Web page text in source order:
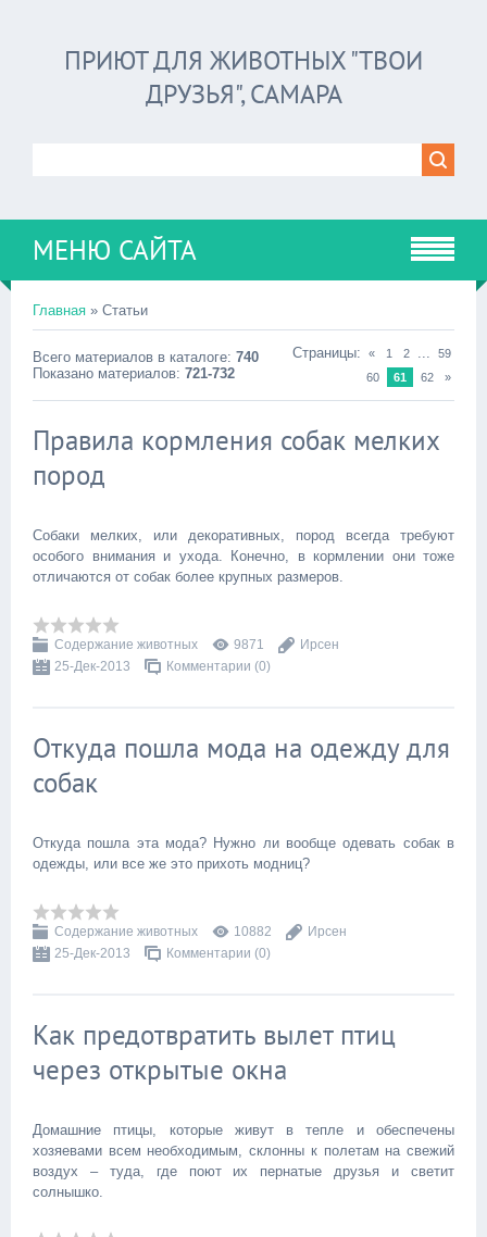
ПРИЮТ ДЛЯ ЖИВОТНЫХ "ТВОИ
ДРУЗЬЯ", САМАРА
МЕНЮ САЙТА
Главная » Статьи
Всего материалов в каталоге: 740
Показано материалов: 721-732
Страницы: « 1 2 ...
59
60
61 62 »
Правила кормления собак мелких
пород
Собаки мелких, или декоративных, пород всегда требуют
особого внимания и ухода. Конечно, в кормлении они тоже
отличаются от собак более крупных размеров.
Содержание животных 9871
Ирсен
25-Дек-2013
Комментарии (0)
Откуда пошла мода на одежду для
собак
Откуда пошла эта мода? Нужно ли вообще одевать собак в
одежды, или все же это прихоть модниц?
Содержание животных 10882
Ирсен
25-Дек-2013
Комментарии (0)
Как предотвратить вылет птиц
через открытые окна
Домашние птицы, которые живут в тепле и обеспечены
хозяевами всем необходимым, склонны к полетам на свежий
воздух – туда, где поют их пернатые друзья и светит
солнышко.